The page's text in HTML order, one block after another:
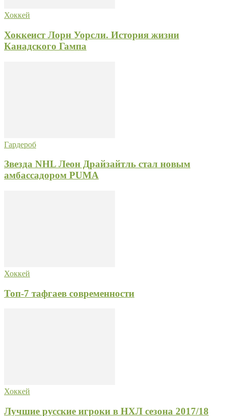
Хоккей
Хоккеист Лорн Уорсли. История жизни
Канадского Гампа
Гардероб
Звезда NHL Леон Драйзайтль стал новым
амбассадором PUMA
Хоккей
Топ-7 тафгаев современности
Хоккей
Лучшие русские игроки в НХЛ сезона 2017/18